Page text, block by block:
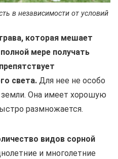
в независимости от условий
которая мешает
мере получать
света. Для нее не особо
Она имеет хорошую
размножается.
видов сорной
и многолетние